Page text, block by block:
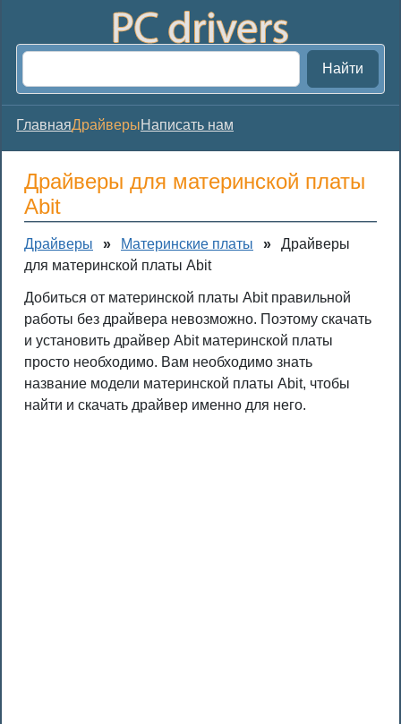
Найти
ГлавнаяДрайверыНаписать нам
Драйверы для материнской платы
Abit
Драйверы » Материнские платы »
Драйверы
для материнской платы Abit
Добиться от материнской платы Abit правильной
работы без драйвера невозможно. Поэтому скачать
и установить драйвер Abit материнской платы
просто необходимо. Вам необходимо знать
название модели материнской платы Abit, чтобы
найти и скачать драйвер именно для него.